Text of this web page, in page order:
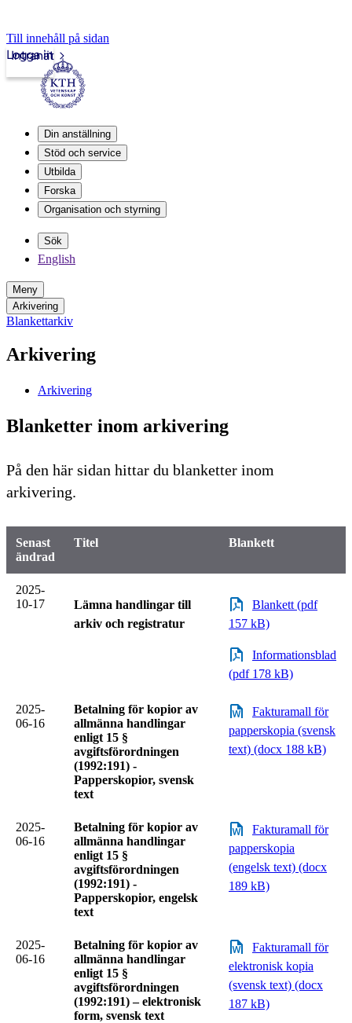
Till innehåll på sidan
Intranät
Logga in
Din anställning
Stöd och service
Utbilda
Forska
Organisation och styrning
Sök
English
Meny
Arkivering
Blankettarkiv
Arkivering
Arkivering
Blanketter inom arkivering
På den här sidan hittar du blanketter inom
arkivering.
Senast
ändrad
Titel Blankett
2025-
10-17
Lämna handlingar till
arkiv och registratur
Blankett (pdf
157 kB)
Informationsblad
(pdf 178 kB)
2025-
06-16
Betalning för kopior av
allmänna handlingar
enligt 15 §
avgiftsförordningen
(1992:191) -
Papperskopior, svensk
text
Fakturamall för
papperskopia (svensk
text) (docx 188 kB)
2025-
06-16
Betalning för kopior av
allmänna handlingar
enligt 15 §
avgiftsförordningen
(1992:191) -
Papperskopior, engelsk
text
Fakturamall för
papperskopia
(engelsk text) (docx
189 kB)
2025-
06-16
Betalning för kopior av
allmänna handlingar
enligt 15 §
avgiftsförordningen
(1992:191) – elektronisk
form, svensk text
Fakturamall för
elektronisk kopia
(svensk text) (docx
187 kB)